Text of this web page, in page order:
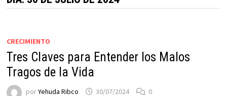
CRECIMIENTO
Tres Claves para Entender los Malos
Tragos de la Vida
porYehuda Ribco 30/07/2024 0